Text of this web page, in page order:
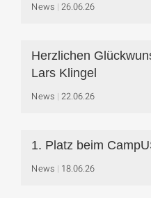
News 26.06.26
Herzlichen
Lars Klingel
News 22.06.26
1. Platz beim
News 18.06.26